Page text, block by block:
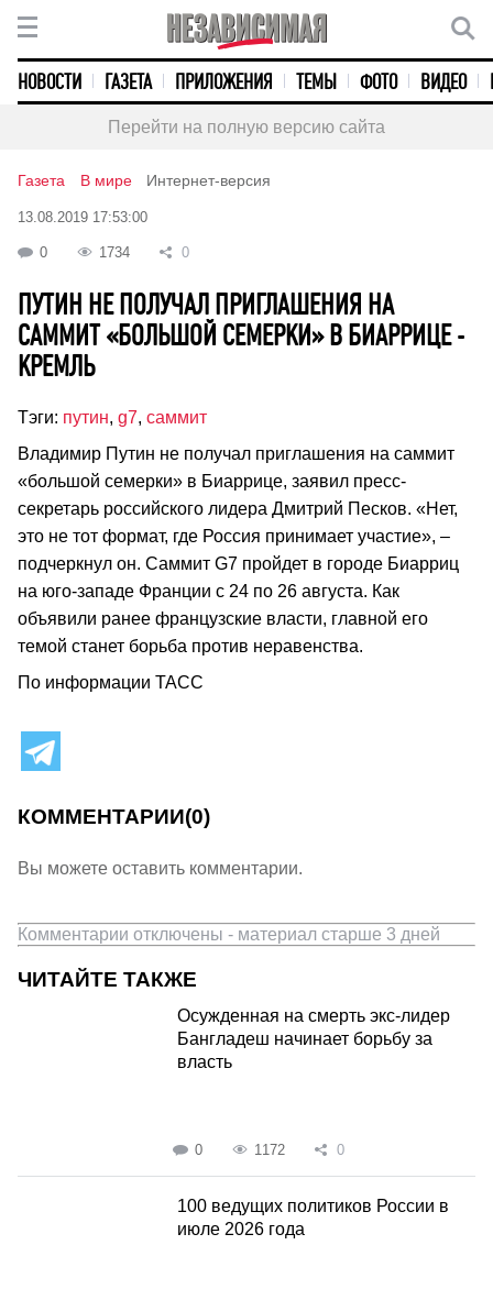
НОВОСТИ ГАЗЕТА ПРИЛОЖЕНИЯ ТЕМЫ ФОТО ВИДЕО
Перейти на полную версию сайта
Газета В мире Интернет-версия
13.08.2019 17:53:00
0 1734 0
ПУТИН НЕ ПОЛУЧАЛ ПРИГЛАШЕНИЯ НА
САММИТ «БОЛЬШОЙ СЕМЕРКИ» В БИАРРИЦЕ -
КРЕМЛЬ
Тэги: путин, g7, саммит
Владимир Путин не получал приглашения на саммит
«большой семерки» в Биаррице, заявил пресс-
секретарь российского лидера Дмитрий Песков. «Нет,
это не тот формат, где Россия принимает участие», –
подчеркнул он. Саммит G7 пройдет в городе Биарриц
на юго-западе Франции с 24 по 26 августа. Как
объявили ранее французские власти, главной его
темой станет борьба против неравенства.
По информации ТАСС
КОММЕНТАРИИ(0)
Вы можете оставить комментарии.
Комментарии отключены - материал старше 3 дней
ЧИТАЙТЕ ТАКЖЕ
Осужденная на смерть экс-лидер
Бангладеш начинает борьбу за
власть
0 1172 0
100 ведущих политиков России в
июле 2026 года